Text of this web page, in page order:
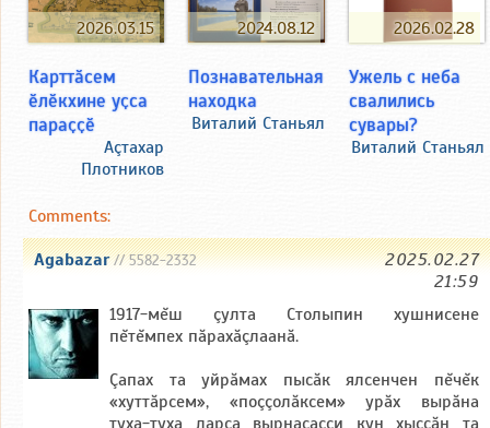
2026.03.15
Карттӑсем
ӗлӗкхине уҫса
параҫҫӗ
Аçтахар
Плотников
2024.08.12
Познавательная
находка
Виталий Станьял
2026.02.28
Ужель с неба
свалились
сувары?
Виталий Станьял
Comments:
Agabazar// 5582-2332
2025.02.27
21:59
1917-мĕш çулта Столыпин хушнисене
пĕтĕмпех пăрахăçлаанă.
Çапах та уйрăмах пысăк ялсенчен пĕчĕк
«хуттăрсем», «поççолăксем» урăх вырăна
туха-туха ларса вырнаçасси кун хыççăн та